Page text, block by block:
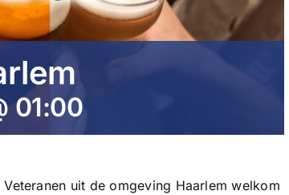
01:00
uit de omgeving Haarlem welkom